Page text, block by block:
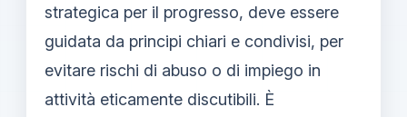
strategica per il progresso, deve essere
guidata da principi chiari e condivisi, per
evitare rischi di abuso o di impiego in
attività eticamente discutibili. È